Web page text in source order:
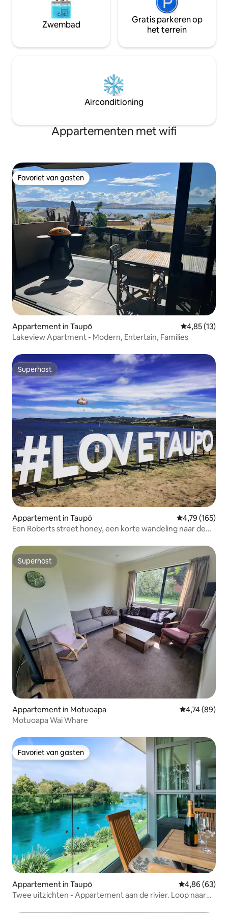
Zwembad
Gratis parkeren op
het terrein
Airconditioning
Appartementen met wifi
Favoriet van gasten
Favoriet van gasten
Appartement in Taupō Gemiddelde
4,85 (13)
Lakeview Apartment - Modern, Entertain, Families
Superhost
Superhost
Appartement in Taupō Gemiddelde
4,79 (165)
Een Roberts street honey, een korte wandeling naar de
Superhost
Superhost
Appartement in Motuoapa Gemiddelde
4,74 (89)
Motuoapa Wai Whare
Favoriet van gasten
Favoriet van gasten
Appartement in Taupō Gemiddelde
4,86 (63)
Twee uitzichten - Appartement aan de rivier. Loop naar